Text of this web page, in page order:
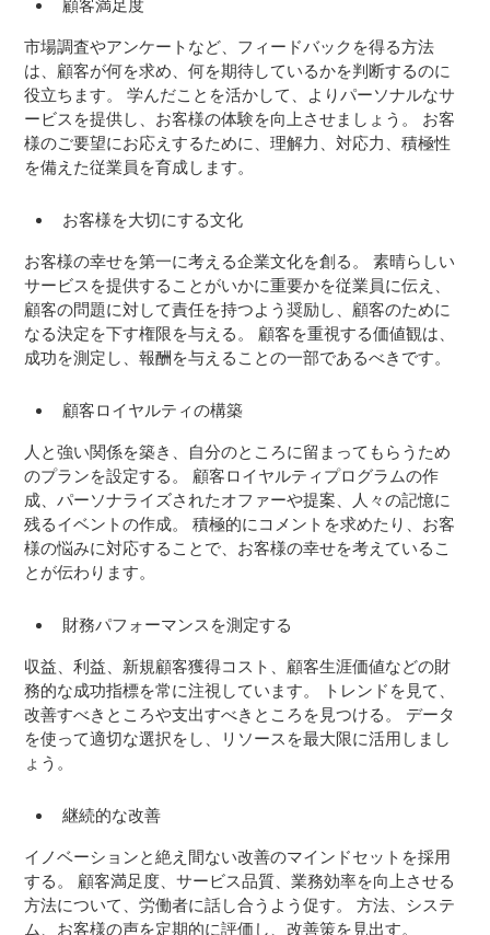
顧客満足度
市場調査やアンケートなど、フィードバックを得る方法
は、顧客が何を求め、何を期待しているかを判断するのに
役立ちます。 学んだことを活かして、よりパーソナルなサ
ービスを提供し、お客様の体験を向上させましょう。 お客
様のご要望にお応えするために、理解力、対応力、積極性
を備えた従業員を育成します。
お客様を大切にする文化
お客様の幸せを第一に考える企業文化を創る。 素晴らしい
サービスを提供することがいかに重要かを従業員に伝え、
顧客の問題に対して責任を持つよう奨励し、顧客のために
なる決定を下す権限を与える。 顧客を重視する価値観は、
成功を測定し、報酬を与えることの一部であるべきです。
顧客ロイヤルティの構築
人と強い関係を築き、自分のところに留まってもらうため
のプランを設定する。 顧客ロイヤルティプログラムの作
成、パーソナライズされたオファーや提案、人々の記憶に
残るイベントの作成。 積極的にコメントを求めたり、お客
様の悩みに対応することで、お客様の幸せを考えているこ
とが伝わります。
財務パフォーマンスを測定する
収益、利益、新規顧客獲得コスト、顧客生涯価値などの財
務的な成功指標を常に注視しています。 トレンドを見て、
改善すべきところや支出すべきところを見つける。 データ
を使って適切な選択をし、リソースを最大限に活用しまし
ょう。
継続的な改善
イノベーションと絶え間ない改善のマインドセットを採用
する。 顧客満足度、サービス品質、業務効率を向上させる
方法について、労働者に話し合うよう促す。 方法、システ
ム、お客様の声を定期的に評価し、改善策を見出す。